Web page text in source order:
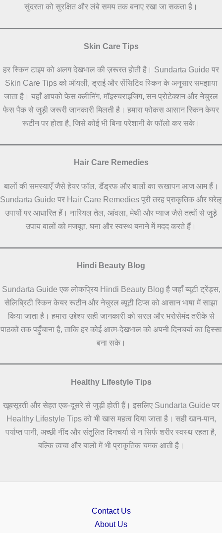
सुंदरता को सुरक्षित और लंबे समय तक बनाए रखा जा सकता है।
Skin Care Tips
हर स्किन टाइप को अलग देखभाल की ज़रूरत होती है। Sundarta Guide पर
Skin Care Tips को ऑयली, ड्राई और सेंसिटिव स्किन के अनुसार समझाया
जाता है। यहाँ आपको फेस क्लीनिंग, मॉइस्चराइजिंग, सन प्रोटेक्शन और नेचुरल
फेस पैक से जुड़ी जरूरी जानकारी मिलती है। हमारा फोकस आसान स्किन केयर
रूटीन पर होता है, जिसे कोई भी बिना परेशानी के फॉलो कर सके।
Hair Care Remedies
बालों की समस्याएँ जैसे हेयर फॉल, डैंड्रफ और बालों का रूखापन आज आम हैं।
Sundarta Guide पर Hair Care Remedies पूरी तरह प्राकृतिक और घरेलू
उपायों पर आधारित हैं। नारियल तेल, आंवला, मेथी और प्याज जैसे तत्वों से जुड़े
उपाय बालों को मजबूत, घना और स्वस्थ बनाने में मदद करते हैं।
Hindi Beauty Blog
Sundarta Guide एक लोकप्रिय Hindi Beauty Blog है जहाँ ब्यूटी ट्रेंड्स,
सेलिब्रिटी स्किन केयर रूटीन और नेचुरल ब्यूटी टिप्स को आसान भाषा में साझा
किया जाता है। हमारा उद्देश्य सही जानकारी को सरल और भरोसेमंद तरीके से
पाठकों तक पहुँचाना है, ताकि हर कोई आत्म-देखभाल को अपनी दिनचर्या का हिस्सा
बना सके।
Healthy Lifestyle Tips
खूबसूरती और सेहत एक-दूसरे से जुड़ी होती हैं। इसलिए Sundarta Guide पर
Healthy Lifestyle Tips को भी खास महत्व दिया जाता है। सही खान-पान,
पर्याप्त पानी, अच्छी नींद और संतुलित दिनचर्या से न सिर्फ शरीर स्वस्थ रहता है,
बल्कि त्वचा और बालों में भी प्राकृतिक चमक आती है।
Contact Us
About Us